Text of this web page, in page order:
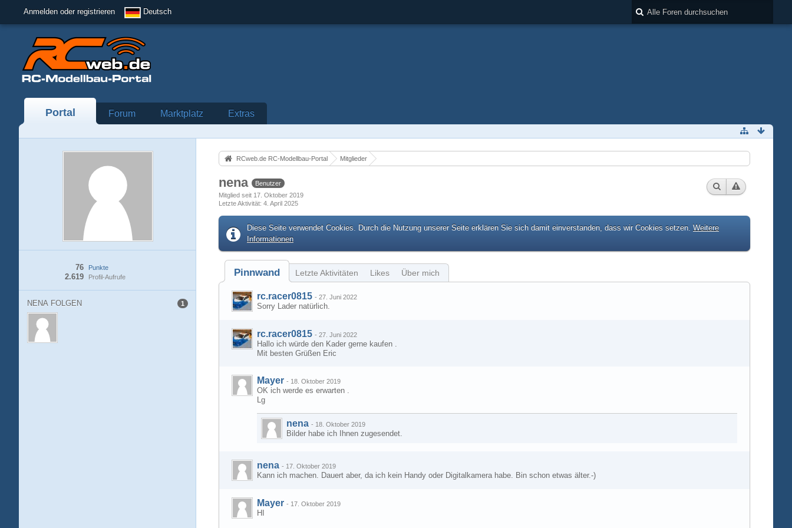
Anmelden oder registrieren Deutsch
Portal Forum Marktplatz Extras
Punkte
76
Profil-Aufrufe
2.619
NENA FOLGEN 1
RCweb.de RC-Modellbau-Portal Mitglieder
nena
Benutzer
Mitglied seit 17. Oktober 2019
Letzte Aktivität 4. April 2025
Diese Seite verwendet Cookies. Durch die Nutzung unserer Seite erklären Sie sich damit einverstanden, dass wir Cookies setzen. Weitere
Informationen
Pinnwand Letzte Aktivitäten Likes Über mich
rc.racer0815 - 27. Juni 2022
Sorry Lader natürlich.
rc.racer0815 - 27. Juni 2022
Hallo ich würde den Kader gerne kaufen .
Mit besten Grüßen Eric
Mayer - 18. Oktober 2019
OK ich werde es erwarten .
Lg
nena - 18. Oktober 2019
Bilder habe ich Ihnen zugesendet.
nena - 17. Oktober 2019
Kann ich machen. Dauert aber, da ich kein Handy oder Digitalkamera habe. Bin schon etwas älter.-)
Mayer - 17. Oktober 2019
HI